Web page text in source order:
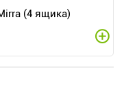
(4 ящика)